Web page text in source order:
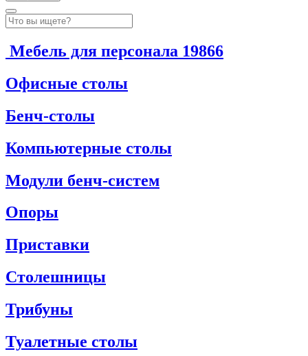
Мебель для персонала 19866
Офисные столы
Бенч-столы
Компьютерные столы
Модули бенч-систем
Опоры
Приставки
Столешницы
Трибуны
Туалетные столы